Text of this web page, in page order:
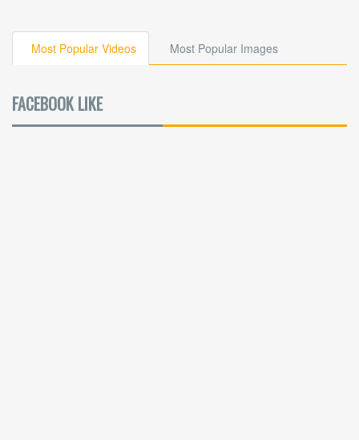
Most Popular Videos Most Popular Images
FACEBOOK LIKE